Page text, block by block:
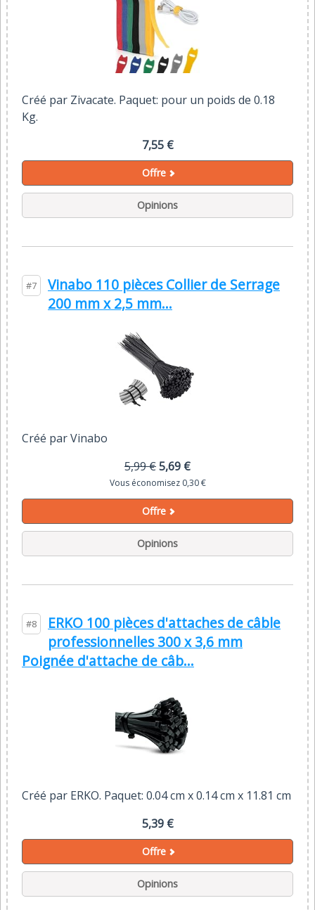
Créé par Zivacate. Paquet: pour un poids de 0.18
Kg.
7,55 €
Offre
Opinions
#7
Vinabo 110 pièces Collier de Serrage
200 mm x 2,5 mm...
Créé par Vinabo
5,99 €5,69 €
Vous économisez 0,30 €
Offre
Opinions
#8
ERKO 100 pièces d'attaches de câble
professionnelles 300 x 3,6 mm
Poignée d'attache de câb...
Créé par ERKO. Paquet: 0.04 cm x 0.14 cm x 11.81 cm
5,39 €
Offre
Opinions